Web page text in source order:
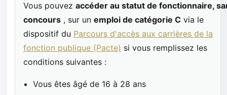
Vous pouvez accéder au statut de fonctionnaire,
concours , sur un emploi de catégorie C via le
dispositif du Parcours d'accès aux carrières de la
fonction publique (Pacte) si vous remplissez les
conditions suivantes :
Vous êtes âgé de 16 à 28 ans